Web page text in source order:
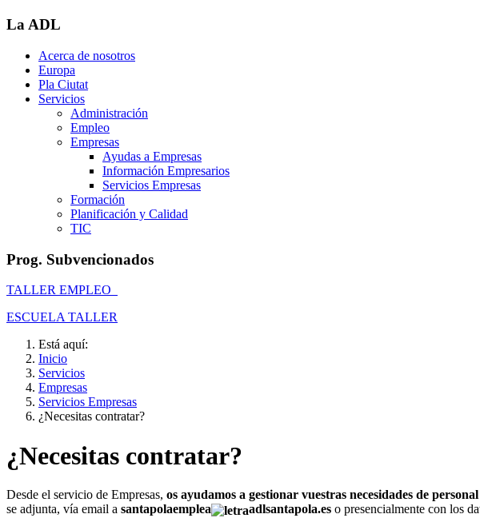
La ADL
Acerca de nosotros
Europa
Pla Ciutat
Servicios
Administración
Empleo
Empresas
Ayudas a Empresas
Información Empresarios
Servicios Empresas
Formación
Planificación y Calidad
TIC
Prog. Subvencionados
TALLER EMPLEO
ESCUELA TALLER
Está aquí:
Inicio
Servicios
Empresas
Servicios Empresas
¿Necesitas contratar?
¿Necesitas contratar?
Desde el servicio de Empresas, os ayudamos a gestionar vuestras necesidades de
se adjunta, vía email a santapolaemplea adlsantapola.es o presencialmente con los